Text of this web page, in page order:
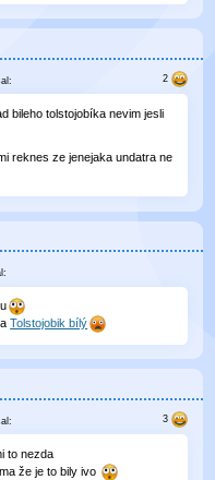
bileho tolstojobíka nevim jesli
reknes ze jenejaka undatra ne
Tolstojobik bílý
to nezda
že je to bily ivo